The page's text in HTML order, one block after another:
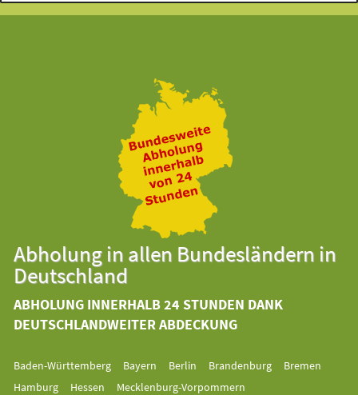
Abholung in allen Bundesländern in
Deutschland
ABHOLUNG INNERHALB 24 STUNDEN DANK
DEUTSCHLANDWEITER ABDECKUNG
Baden-Württemberg Bayern Berlin Brandenburg
Bremen
Hamburg
Hessen
Mecklenburg-Vorpommern